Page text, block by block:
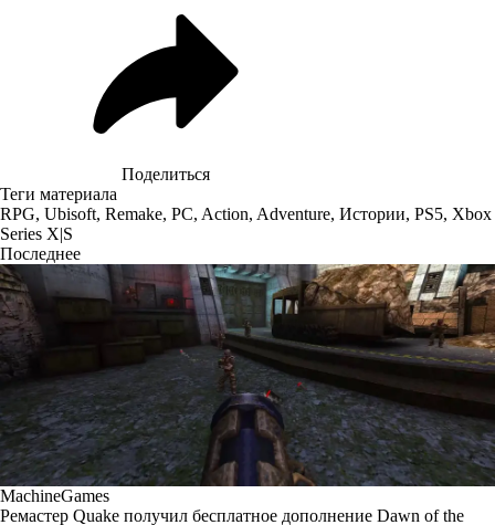
Поделиться
Теги материала
RPG, Ubisoft, Remake, PC, Action, Adventure, Истории, PS5, Xbox
Series X|S
Последнее
MachineGames
Ремастер Quake получил бесплатное дополнение Dawn of the